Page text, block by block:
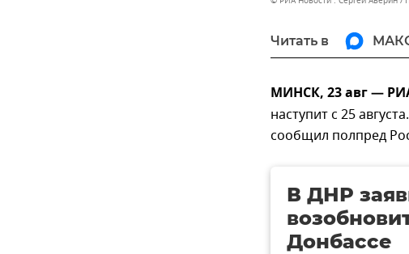
Читать в
МИНСК, 23 авг —
наступит с 25
сообщил полпред
В ДНР
Донбассе